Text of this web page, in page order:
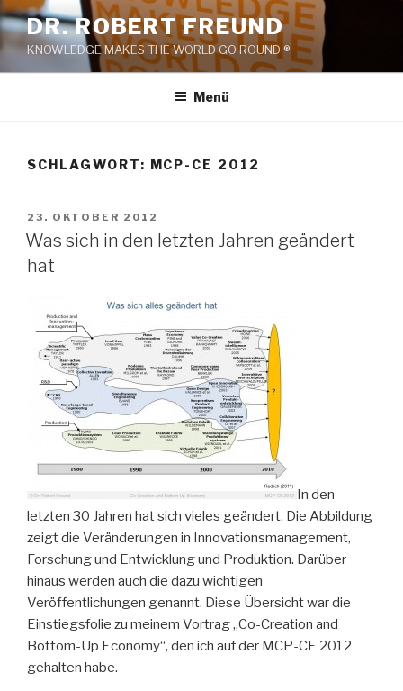
Zum
Inhalt
springen
DR. ROBERT FREUND
KNOWLEDGE MAKES THE WORLD GO ROUND ®
Menü
SCHLAGWORT: MCP-CE 2012
VERÖFFENTLICHT
AM
23. OKTOBER 2012
Was sich in den letzten Jahren geändert
hat
In den
letzten 30 Jahren hat sich vieles geändert. Die Abbildung
zeigt die Veränderungen in Innovationsmanagement,
Forschung und Entwicklung und Produktion. Darüber
hinaus werden auch die dazu wichtigen
Veröffentlichungen genannt. Diese Übersicht war die
Einstiegsfolie zu meinem Vortrag „Co-Creation and
Bottom-Up Economy“, den ich auf der MCP-CE 2012
gehalten habe.